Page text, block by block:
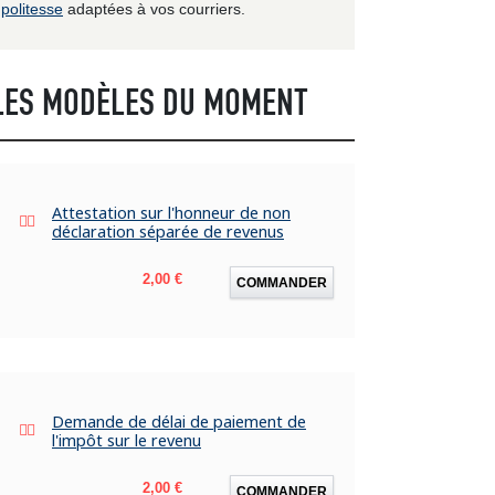
politesse adaptées à vos courriers.
MODÈLES DU MOMENT
Attestation sur l'honneur de non
déclaration séparée de revenus
Prix
2,00 € COMMANDER
Demande de délai de paiement de
l'impôt sur le revenu
Prix
2,00 € COMMANDER